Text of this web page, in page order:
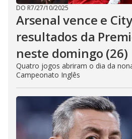
DO R7/27/10/2025
Arsenal vence e
resultados da
neste domingo (26)
Quatro jogos abriram o dia da
Campeonato Inglês